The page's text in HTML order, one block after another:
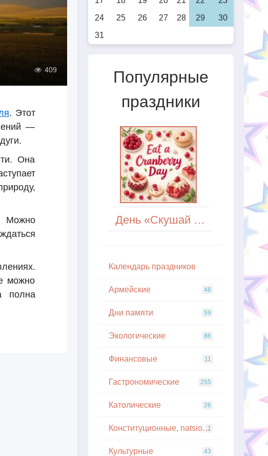
409
. Этот
—
Она
Можно
можно
полна
24
25 26 27 28 29
30
31
Популярные
праздники
День «Скушай клюкву» (Eat A Cranberry Day) в США
Кaлeндapь пpaздникoв
Армейские 48
Дни памяти 59
Экологические 86
Финансовые 11
Гастрономические 255
Католические 26
Конституционные, natsionalnye
1
Культурные 43